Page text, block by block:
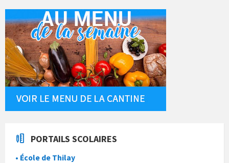
PORTAILS SCOLAIRES
• École de Thilay